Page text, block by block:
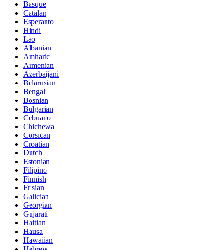
Basque
Catalan
Esperanto
Hindi
Lao
Albanian
Amharic
Armenian
Azerbaijani
Belarusian
Bengali
Bosnian
Bulgarian
Cebuano
Chichewa
Corsican
Croatian
Dutch
Estonian
Filipino
Finnish
Frisian
Galician
Georgian
Gujarati
Haitian
Hausa
Hawaiian